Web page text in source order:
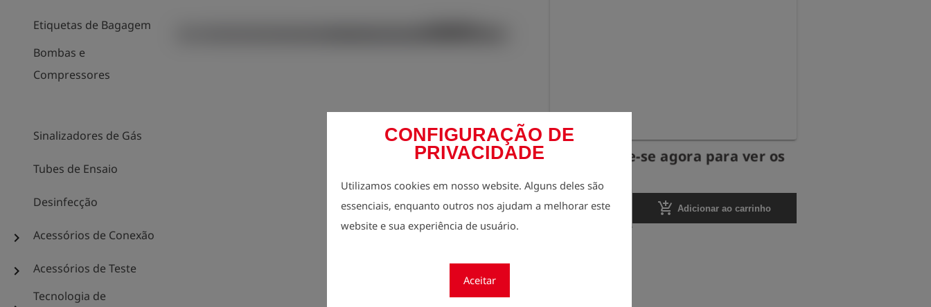
CONFIGURAÇÃO DE
PRIVACIDADE
Utilizamos cookies em nosso website. Alguns deles são
essenciais, enquanto outros nos ajudam a melhorar este
website e sua experiência de usuário.
Aceitar
Etiquetas de Bagagem
Bombas e
Compressores
Sinalizadores de Gás
Tubes de Ensaio
Desinfecção
chevron_right Acessórios de Conexão
chevron_right Acessórios de Teste
Tecnologia de
Cadastre-se agora para ver os
1 add_shopping_cart Adicionar ao carrinho